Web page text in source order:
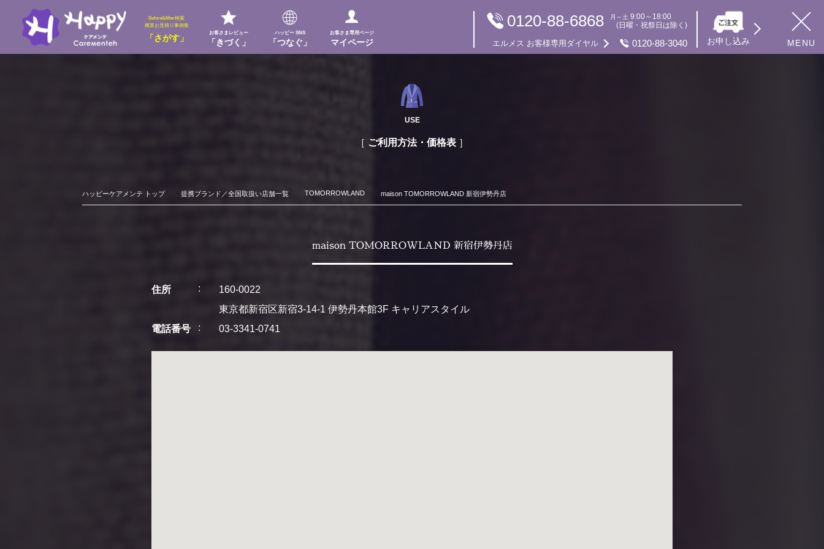
MENU
Before&After検索
概算お見積り事例集
「さがす」
お客さまレビュー
「きづく」
ハッピー SNS
「つなぐ」
お客さま専用ページ
マイページ
0120-88-6868 月～土9:00～18:00
(日曜・祝祭日は除く)
エルメス お客様専用ダイヤル 0120-88-3040 お申し込み
USE
ご利用方法・価格表
ハッピーケアメンテ トップ 提携ブランド／全国取扱い店舗一覧 TOMORROWLAND maison TOMORROWLAND 新宿伊勢丹店
maison TOMORROWLAND 新宿伊勢丹店
住所
160-0022
東京都新宿区新宿3-14-1 伊勢丹本館3F キャリアスタイル
電話番号
03-3341-0741